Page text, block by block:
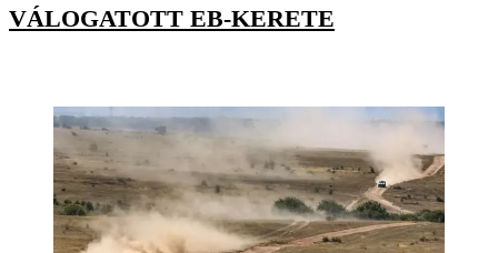
VÁLOGATOTT EB-KERETE